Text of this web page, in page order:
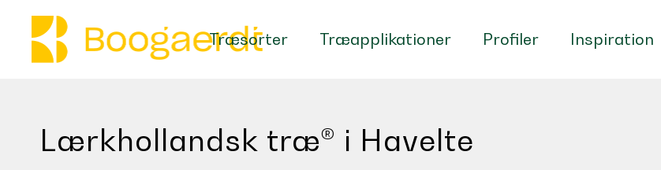
Træsorter Træapplikationer Profiler Inspiration
Lærkhollandsk træ® i Havelte